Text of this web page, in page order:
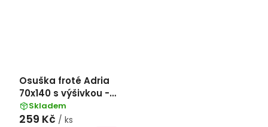
Osuška froté Adria
70x140 s výšivkou -
Bílá s kotvou
Skladem
259 Kč / ks